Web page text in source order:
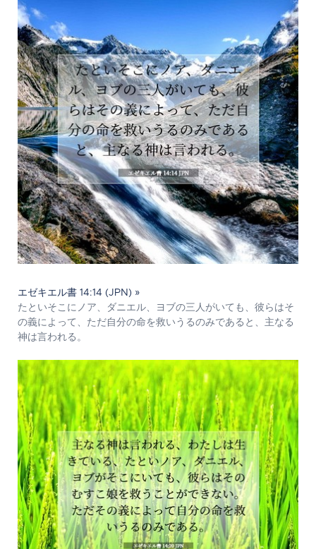
エゼキエル書 14:14 (JPN) »
たといそこにノア、ダニエル、ヨブの三人がいても、彼らはそ
の義によって、ただ自分の命を救いうるのみであると、主なる
神は言われる。